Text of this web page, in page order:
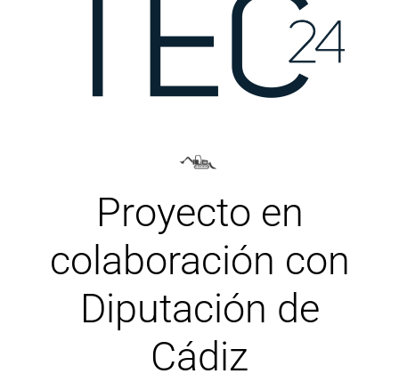
Proyecto en
colaboración con
Diputación de
Cádiz